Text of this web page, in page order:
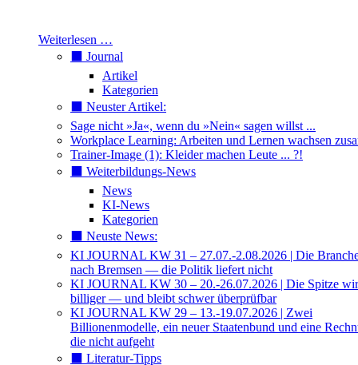
Weiterlesen …
⬛️ Journal
Artikel
Kategorien
⬛️ Neuster Artikel:
Sage nicht »Ja«, wenn du »Nein« sagen willst ...
Workplace Learning: Arbeiten und Lernen wachsen
Trainer-Image (1): Kleider machen Leute ... ?!
⬛️ Weiterbildungs-News
News
KI-News
Kategorien
⬛️ Neuste News:
KI JOURNAL KW 31 – 27.07.-2.08.2026 | Die
nach Bremsen — die Politik liefert nicht
KI JOURNAL KW 30 – 20.-26.07.2026 | Die Spitze
billiger — und bleibt schwer überprüfbar
KI JOURNAL KW 29 – 13.-19.07.2026 | Zwei
Billionenmodelle, ein neuer Staatenbund und eine
die nicht aufgeht
⬛️ Literatur-Tipps